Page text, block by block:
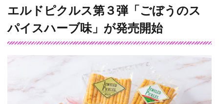
エルドピクルス第３弾「ごぼうのス
パイスハーブ味」が発売開始